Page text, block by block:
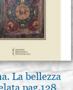
La bellezza
pag.128